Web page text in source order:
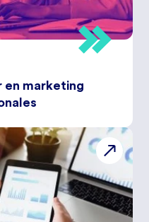
en marketing